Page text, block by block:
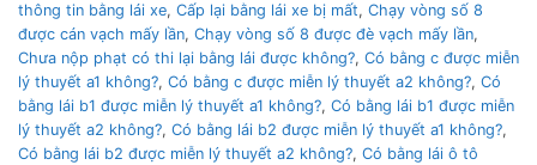
thông tin bằng lái xe, Cấp lại bằng lái xe bị mất, Chạy vòng số 8
được cán vạch mấy lần, Chạy vòng số 8 được đè vạch mấy lần,
Chưa nộp phạt có thi lại bằng lái được không?, Có bằng c được miễn
lý thuyết a1 không?, Có bằng c được miễn lý thuyết a2 không?, Có
bằng lái b1 được miễn lý thuyết a1 không?, Có bằng lái b1 được miễn
lý thuyết a2 không?, Có bằng lái b2 được miễn lý thuyết a1 không?,
Có bằng lái b2 được miễn lý thuyết a2 không?, Có bằng lái ô tô